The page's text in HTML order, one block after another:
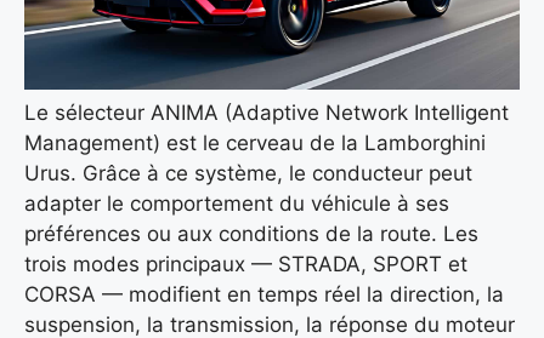
Le sélecteur ANIMA (Adaptive Network Intelligent
Management) est le cerveau de la Lamborghini
Urus. Grâce à ce système, le conducteur peut
adapter le comportement du véhicule à ses
préférences ou aux conditions de la route. Les
trois modes principaux — STRADA, SPORT et
CORSA — modifient en temps réel la direction, la
suspension, la transmission, la réponse du moteur